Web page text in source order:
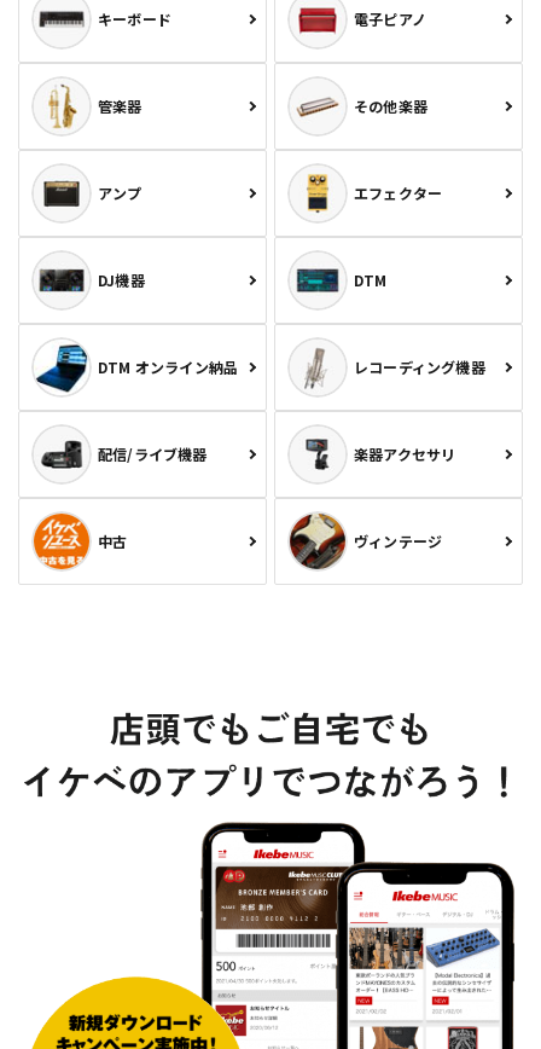
キーボード 電子ピアノ
管楽器 その他楽器
アンプ エフェクター
DJ機器 DTM
DTM オンライン納品 レコーディング機器
配信/ライブ機器 楽器アクセサリ
中古 ヴィンテージ